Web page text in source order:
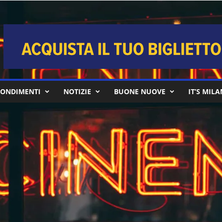
NOTIZIE BUONE NUOVE IT’S